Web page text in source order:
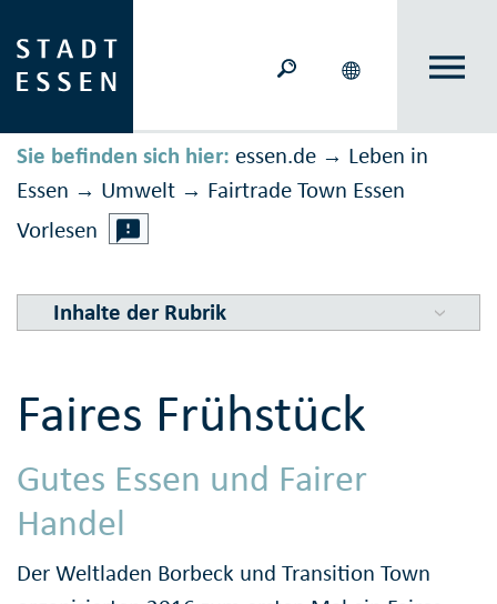
Sie befinden sich hier: essen.de → Leben in
Essen → Umwelt → Fairtrade Town Essen
Vorlesen
Inhalte der Rubrik
Faires Frühstück
Gutes Essen und Fairer
Handel
Der Weltladen Borbeck und Transition Town